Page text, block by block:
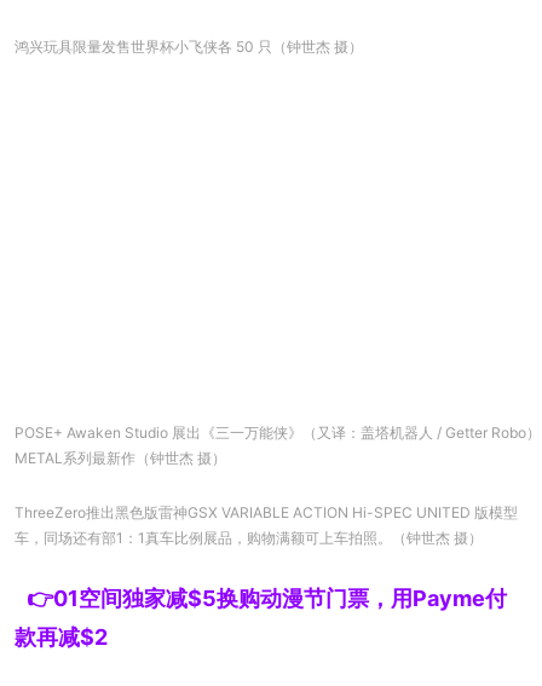
鸿兴玩具限量发售世界杯小飞侠各 50 只（钟世杰 摄）
POSE+ Awaken Studio 展出《三一万能侠》（又译：盖塔机器人 / Getter Robo）
METAL系列最新作（钟世杰 摄）
ThreeZero推出黑色版雷神GSX VARIABLE ACTION Hi-SPEC UNITED 版模型
车，同场还有部1：1真车比例展品，购物满额可上车拍照。（钟世杰 摄）
👉01空间独家减$5换购动漫节门票，用Payme付
款再减$2